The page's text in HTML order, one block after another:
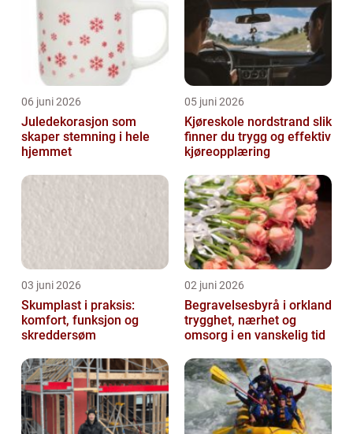
06 juni 2026
Juledekorasjon som
skaper stemning i hele
hjemmet
05 juni 2026
Kjøreskole nordstrand slik
finner du trygg og effektiv
kjøreopplæring
03 juni 2026
Skumplast i praksis:
komfort, funksjon og
skreddersøm
02 juni 2026
Begravelsesbyrå i orkland
trygghet, nærhet og
omsorg i en vanskelig tid